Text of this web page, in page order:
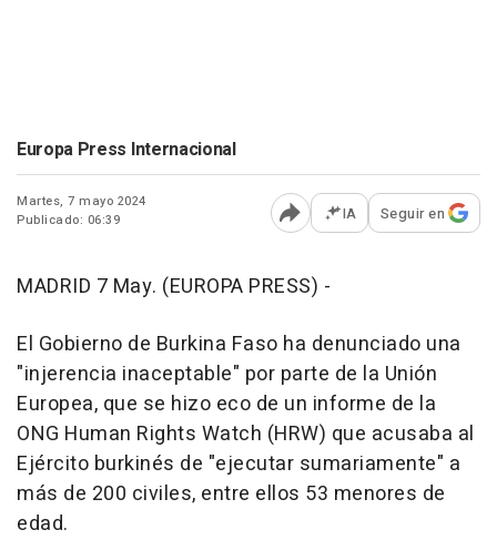
Europa Press Internacional
Martes, 7 mayo 2024
Publicado: 06:39
Abrir opciones para
IA Seguir en
MADRID 7 May. (EUROPA PRESS) -
El Gobierno de Burkina Faso ha denunciado una
"injerencia inaceptable" por parte de la Unión
Europea, que se hizo eco de un informe de la
ONG Human Rights Watch (HRW) que acusaba al
Ejército burkinés de "ejecutar sumariamente" a
más de 200 civiles, entre ellos 53 menores de
edad.